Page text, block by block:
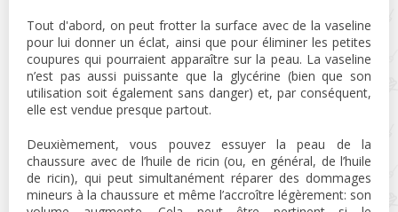
Tout d'abord, on peut frotter la surface avec de la vaseline
pour lui donner un éclat, ainsi que pour éliminer les petites
coupures qui pourraient apparaître sur la peau. La vaseline
n’est pas aussi puissante que la glycérine (bien que son
utilisation soit également sans danger) et, par conséquent,
elle est vendue presque partout.
Deuxièmement, vous pouvez essuyer la peau de la
chaussure avec de l’huile de ricin (ou, en général, de l’huile
de ricin), qui peut simultanément réparer des dommages
mineurs à la chaussure et même l’accroître légèrement: son